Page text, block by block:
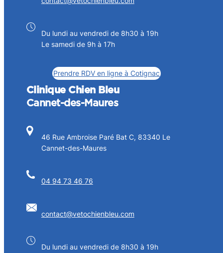
Du lundi au vendredi de 8h30 à 19h
Le samedi de 9h à 17h
Prendre RDV en ligne à Cotignac
Clinique Chien Bleu
Cannet-des-Maures
46 Rue Ambroise Paré Bat C, 83340 Le
Cannet-des-Maures
04 94 73 46 76
contact@vetochienbleu.com
Du lundi au vendredi de 8h30 à 19h